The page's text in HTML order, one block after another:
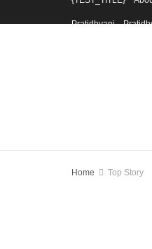
Pratidhvani
Home Top Story